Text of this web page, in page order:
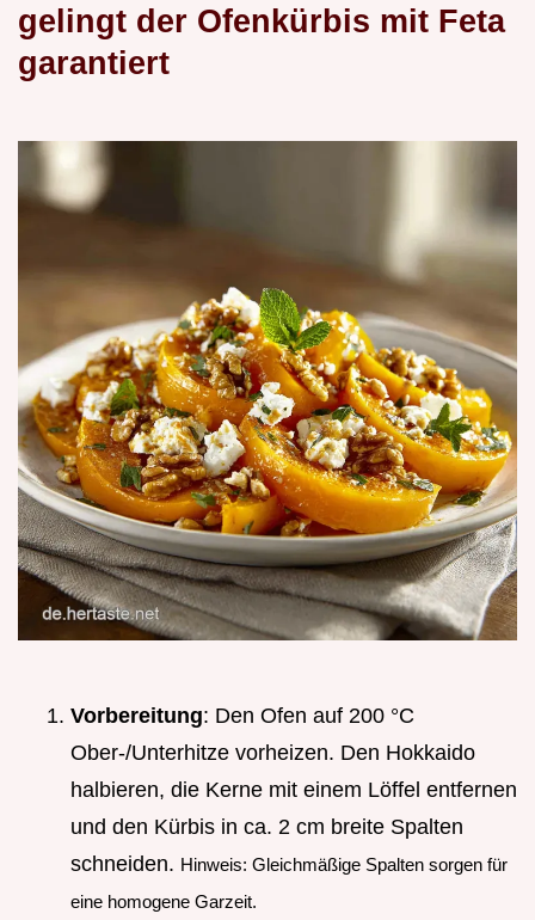
gelingt der Ofenkürbis mit Feta
garantiert
Vorbereitung: Den Ofen auf 200 °C
Ober-/Unterhitze vorheizen. Den Hokkaido
halbieren, die Kerne mit einem Löffel entfernen
und den Kürbis in ca. 2 cm breite Spalten
schneiden. Hinweis: Gleichmäßige Spalten sorgen für
eine homogene Garzeit.